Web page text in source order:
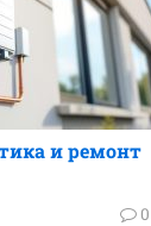
и ремонт
0